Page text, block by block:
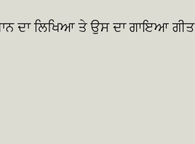
ਦਾ ਲਿਖਿਆ ਤੇ ਉਸ ਦਾ ਗਾਇਆ ਗੀਤ